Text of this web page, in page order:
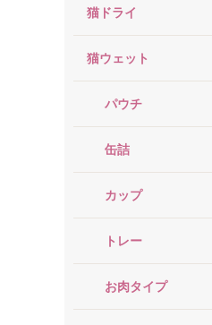
猫ドライ
猫ウェット
パウチ
缶詰
カップ
トレー
お肉タイプ